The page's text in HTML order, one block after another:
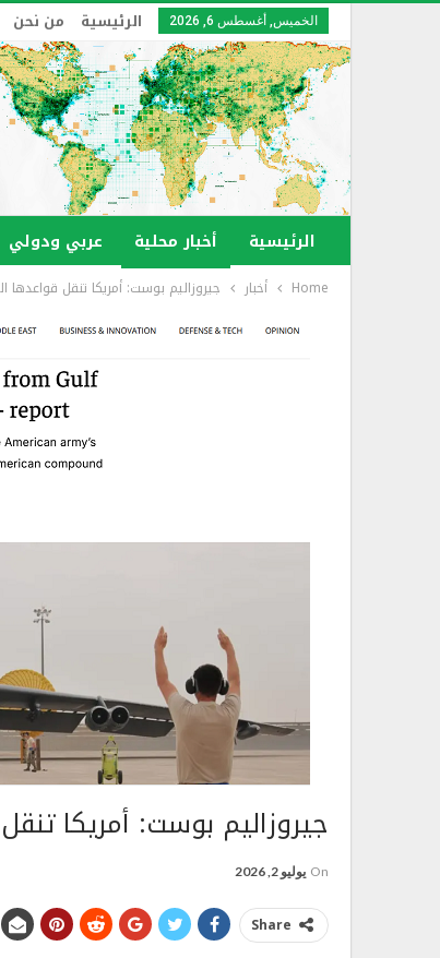
الخميس, أغسطس 6, 2026 الرئيسية من نحن
الرئيسية أخبار محلية عربي ودولي
Home أخبار جيروزاليم بوست: أمريكا تنقل قواعدها
جيروزاليم بوست: أمريكا
On يوليو 2, 2026
Share